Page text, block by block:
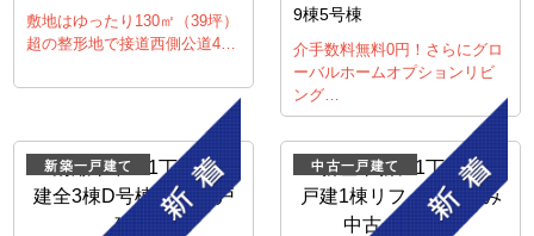
敷地はゆったり130㎡（39坪）
超の整形地で接道西側公道4…
9棟5号棟
介手数料無料0円！さらにグロ
ーバルホームオプションリビ
ング…
新築一戸建て 中古一戸建て